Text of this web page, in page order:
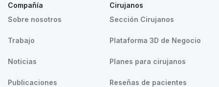
Compañía
Sobre nosotros
Trabajo
Noticias
Publicaciones
Cirujanos
Sección Cirujanos
Plataforma 3D de Negocio
Planes para cirujanos
Reseñas de pacientes